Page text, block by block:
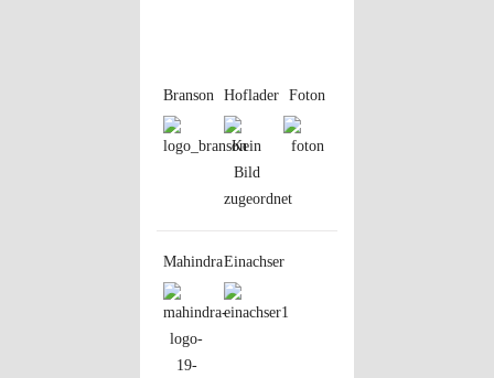
Branson Hoflader Foton
MahindraEinachser